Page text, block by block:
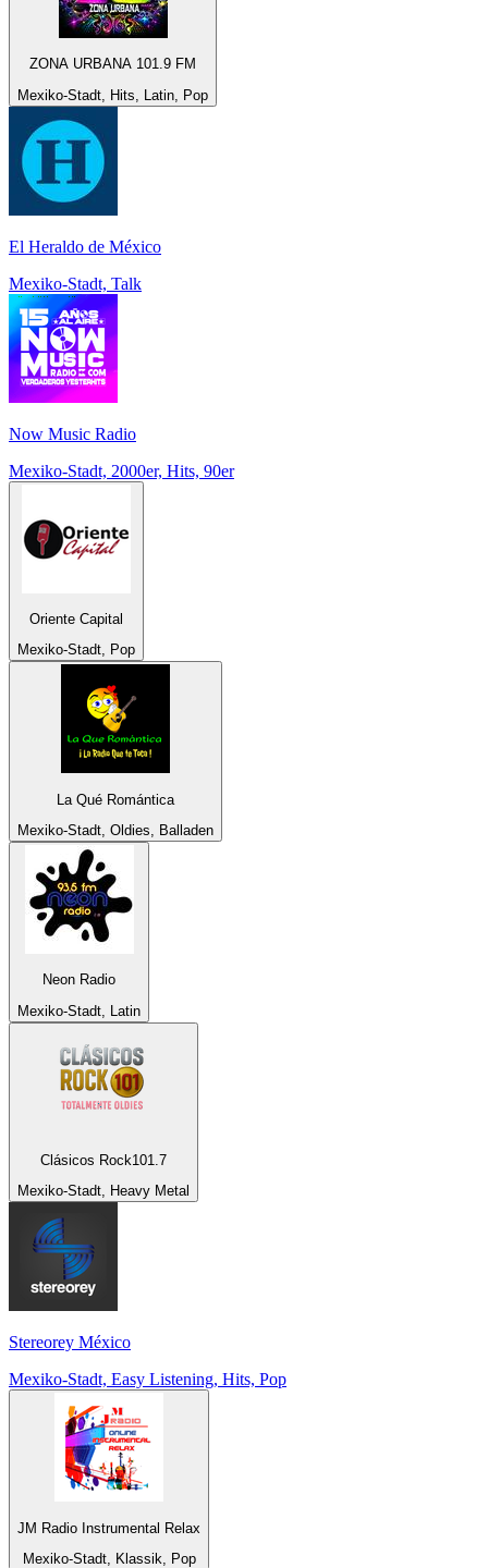
ZONA URBANA 101.9 FM
Mexiko-Stadt, Hits, Latin, Pop
El Heraldo de México
Mexiko-Stadt, Talk
Now Music Radio
Mexiko-Stadt, 2000er, Hits, 90er
Oriente Capital
Mexiko-Stadt, Pop
La Qué Romántica
Mexiko-Stadt, Oldies, Balladen
Neon Radio
Mexiko-Stadt, Latin
Clásicos Rock101.7
Mexiko-Stadt, Heavy Metal
Stereorey México
Mexiko-Stadt, Easy Listening, Hits, Pop
JM Radio Instrumental Relax
Mexiko-Stadt, Klassik, Pop